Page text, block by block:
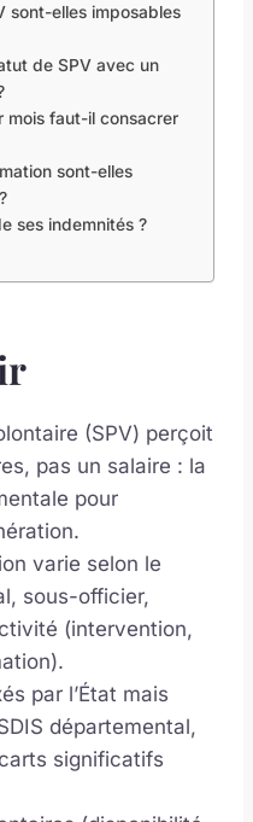
sont-elles imposables
de SPV avec un
mois faut-il consacrer
sont-elles
ses indemnités ?
(SPV) perçoit
pas un salaire : la
pour
varie selon le
sous-officier,
(intervention,
par l’État mais
départemental,
significatifs